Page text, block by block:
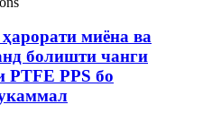
миёна ва
болишти чанги
PPS бо